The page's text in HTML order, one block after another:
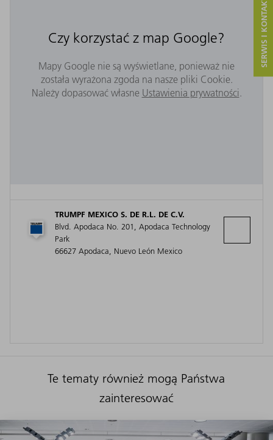
Czy korzystać z map Google?
Mapy Google nie są wyświetlane, ponieważ nie
została wyrażona zgoda na nasze pliki Cookie.
Należy dopasować własne Ustawienia prywatności.
TRUMPF MEXICO S. DE R.L. DE C.V.
Blvd. Apodaca No. 201, Apodaca Technology
Park
66627 Apodaca, Nuevo León Mexico
Te tematy również mogą Państwa
zainteresować
SERWIS I KONTAKT